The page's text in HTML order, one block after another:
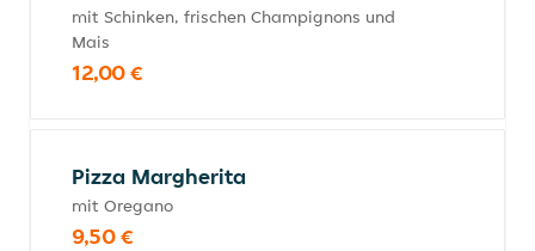
mit Schinken, frischen Champignons und
Mais
12,00 €
Pizza Margherita
mit Oregano
9,50 €